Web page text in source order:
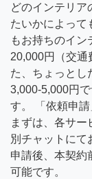
どのインテリア
たいかによって
もお持ちのイン
20,000円（交通
た、ちょっとし
3,000-5,000円
す。 「依頼申
まずは、各サ
別チャットに
申請後、本契約
可能です。